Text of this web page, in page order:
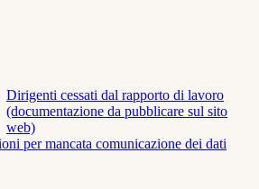
Dirigenti cessati dal rapporto di lavoro
(documentazione da pubblicare sul sito
web)
per mancata comunicazione dei dati